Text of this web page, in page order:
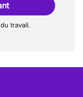
travail.